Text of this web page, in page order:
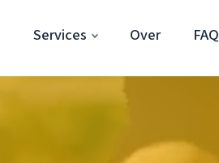
Services Over FAQ